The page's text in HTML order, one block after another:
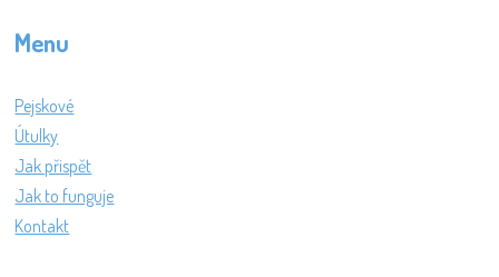
Menu
Pejskové
Útulky
Jak přispět
Jak to funguje
Kontakt